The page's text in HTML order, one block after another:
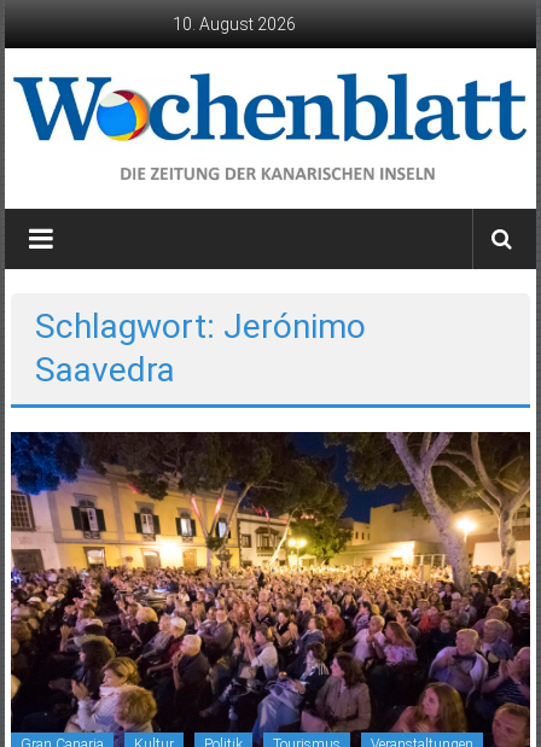
10. August 2026
Wochenblatt
die
Kanarischen
Inseln
Schlagwort: Jerónimo
Saavedra